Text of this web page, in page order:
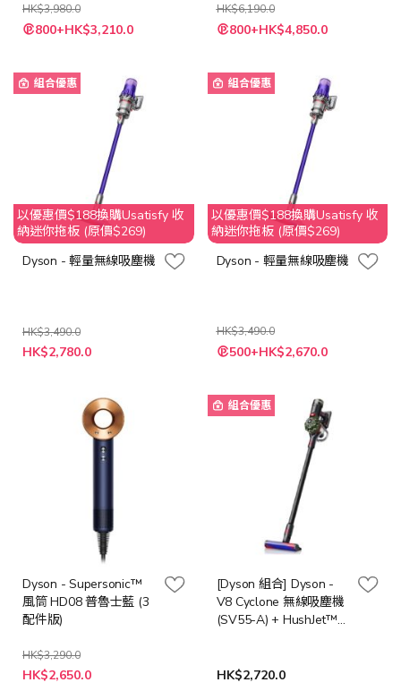
HK$3,980.0
特
殊 800+HK$3,210.0
HK$6,190.0
特
殊 800+HK$4,850.0
組合優惠
以優惠價$188換購Usatisfy 收
納迷你拖板 (原價$269)
Dyson - 輕量無線吸塵機
HK$3,490.0
特
殊
HK$2,780.0
組合優惠
以優惠價$188換購Usatisfy 收
納迷你拖板 (原價$269)
Dyson - 輕量無線吸塵機
HK$3,490.0
特
殊 500+HK$2,670.0
Dyson - Supersonic™
風筒 HD08 普魯士藍 (3
配件版)
HK$3,290.0
特
殊
HK$2,650.0
組合優惠
[Dyson 組合] Dyson -
V8 Cyclone 無線吸塵機
(SV55-A) + HushJet™
HK$2,720.0